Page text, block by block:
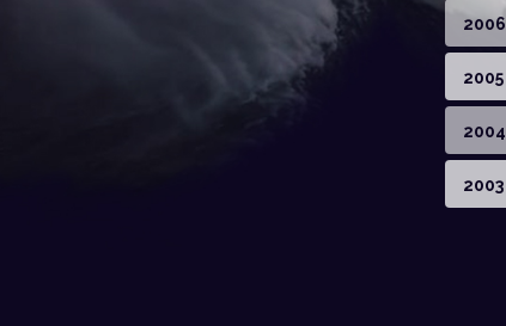
2006
2005
2004
2003